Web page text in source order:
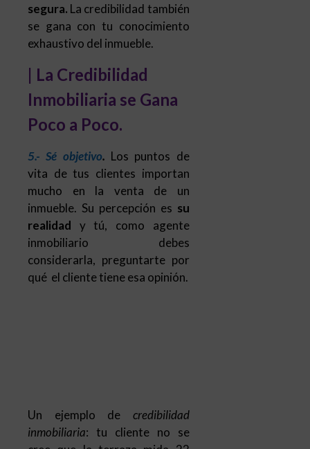
segura. La credibilidad también
se gana con tu conocimiento
exhaustivo del inmueble.
| La Credibilidad
Inmobiliaria se Gana
Poco a Poco.
5.- Sé objetivo. Los puntos de
vita de tus clientes importan
mucho en la venta de un
inmueble. Su percepción es su
realidad y tú, como agente
inmobiliario debes
considerarla, preguntarte por
qué el cliente tiene esa opinión.
Un ejemplo de credibilidad
inmobiliaria: tu cliente no se